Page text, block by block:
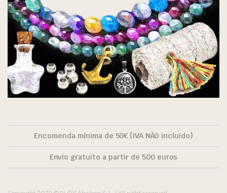
Encomenda mínima de 50€ (IVA NÃO incluído)
Envio gratuito a partir de 500 euros